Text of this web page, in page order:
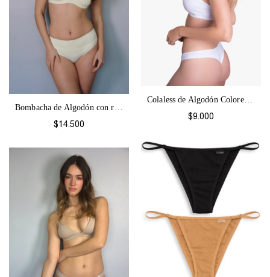
$14.500
Colaless de Algodón Colores-52
$9.000